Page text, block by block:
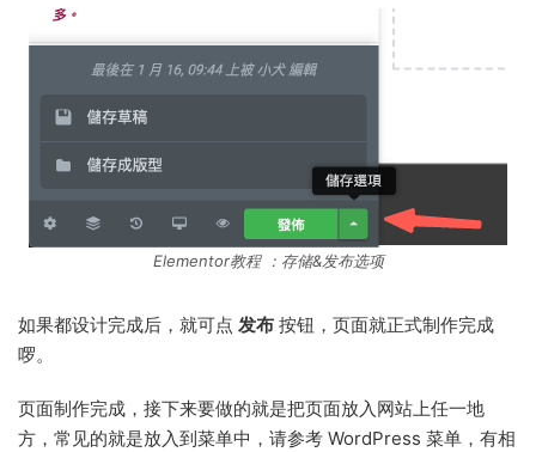
Elementor教程 ：存储&发布选项
如果都设计完成后，就可点 发布 按钮，页面就正式制作完成
啰。
页面制作完成，接下来要做的就是把页面放入网站上任一地
方，常见的就是放入到菜单中，请参考 WordPress 菜单，有相